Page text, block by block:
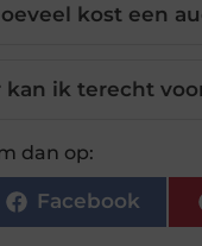
kost een
kan ik terecht
dan op:
Facebook